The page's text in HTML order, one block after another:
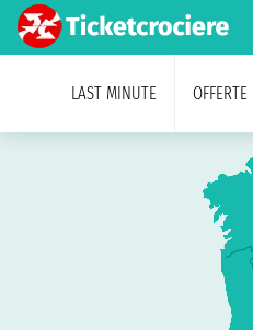
LAST MINUTE OFFERTE